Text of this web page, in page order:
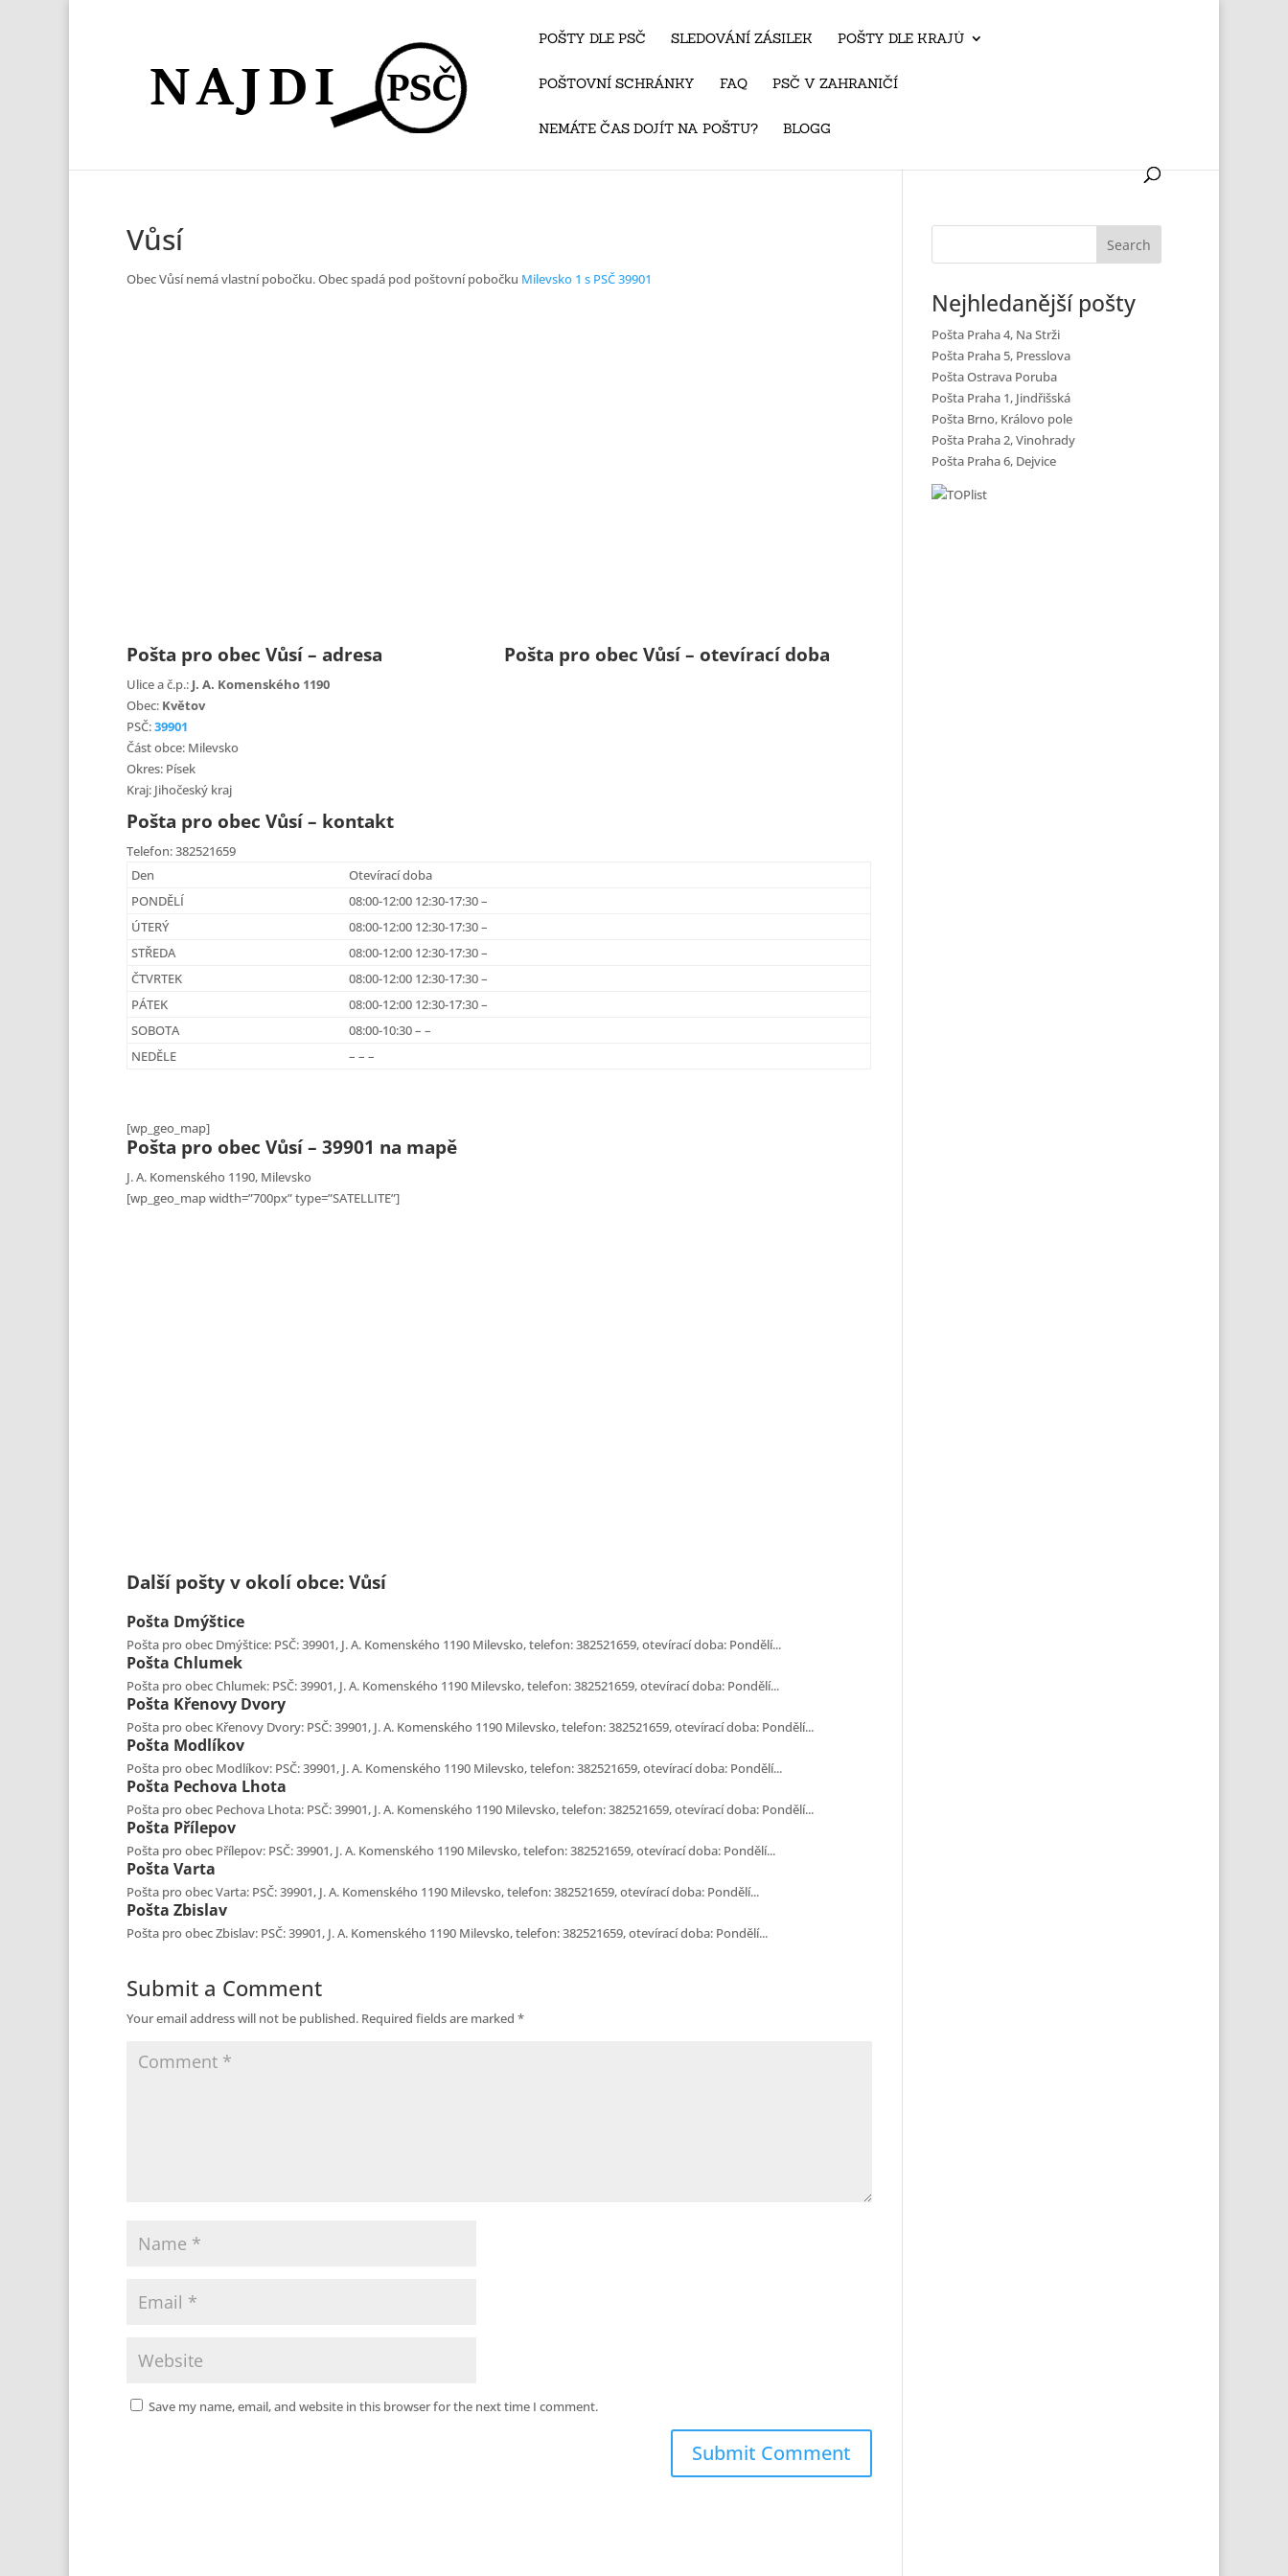
POŠTY DLE PSČ SLEDOVÁNÍ ZÁSILEK POŠTY DLE KRAJŮ
POŠTOVNÍ SCHRÁNKY FAQ PSČ V ZAHRANIČÍ
NEMÁTE ČAS DOJÍT NA POŠTU? BLOGG
Vůsí
Obec Vůsí nemá vlastní pobočku. Obec spadá pod poštovní pobočku Milevsko 1 s PSČ 39901
Pošta pro obec Vůsí – adresa
Ulice a č.p.: J. A. Komenského 1190
Obec: Květov
PSČ:39901
Část obce: Milevsko
Okres: Písek
Kraj: Jihočeský kraj
Pošta pro obec Vůsí – kontakt
Telefon: 382521659
Pošta pro obec Vůsí – otevírací doba
Den
Otevírací doba
PONDĚLÍ
08:00-12:00 12:30-17:30 –
ÚTERÝ
08:00-12:00 12:30-17:30 –
STŘEDA
08:00-12:00 12:30-17:30 –
ČTVRTEK
08:00-12:00 12:30-17:30 –
PÁTEK
08:00-12:00 12:30-17:30 –
SOBOTA
08:00-10:30 – –
NEDĚLE
– – –
[wp_geo_map]
Pošta pro obec Vůsí – 39901 na mapě
J. A. Komenského 1190, Milevsko
[wp_geo_map width=”700px” type=”SATELLITE”]
Další pošty v okolí obce: Vůsí
Pošta Dmýštice
Pošta pro obec Dmýštice: PSČ: 39901, J. A. Komenského 1190 Milevsko, telefon: 382521659, otevírací doba: Pondělí...
Pošta Chlumek
Pošta pro obec Chlumek: PSČ: 39901, J. A. Komenského 1190 Milevsko, telefon: 382521659, otevírací doba: Pondělí...
Pošta Křenovy Dvory
Pošta pro obec Křenovy Dvory: PSČ: 39901, J. A. Komenského 1190 Milevsko, telefon: 382521659, otevírací doba: Pondělí...
Pošta Modlíkov
Pošta pro obec Modlíkov: PSČ: 39901, J. A. Komenského 1190 Milevsko, telefon: 382521659, otevírací doba: Pondělí...
Pošta Pechova Lhota
Pošta pro obec Pechova Lhota: PSČ: 39901, J. A. Komenského 1190 Milevsko, telefon: 382521659, otevírací doba: Pondělí...
Pošta Přílepov
Pošta pro obec Přílepov: PSČ: 39901, J. A. Komenského 1190 Milevsko, telefon: 382521659, otevírací doba: Pondělí...
Pošta Varta
Pošta pro obec Varta: PSČ: 39901, J. A. Komenského 1190 Milevsko, telefon: 382521659, otevírací doba: Pondělí...
Pošta Zbislav
Pošta pro obec Zbislav: PSČ: 39901, J. A. Komenského 1190 Milevsko, telefon: 382521659, otevírací doba: Pondělí...
Submit a Comment
Your email address will not be published. Required fields are marked *
Save my name, email, and website in this browser for the next time I comment.
Nejhledanější pošty
Pošta Praha 4, Na Strži
Pošta Praha 5, Presslova
Pošta Ostrava Poruba
Pošta Praha 1, Jindřišská
Pošta Brno, Královo pole
Pošta Praha 2, Vinohrady
Pošta Praha 6, Dejvice